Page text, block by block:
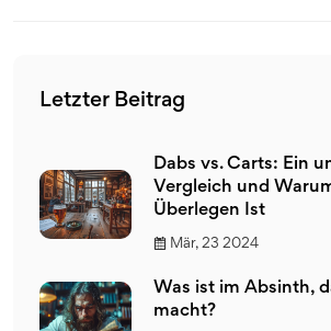
und das Wachstum Ihrer Cannabis-
Letzter Beitrag
Dabs vs. Carts: Ein
Vergleich und
Überlegen Ist
Mär, 23 2024
Was ist im Absinth,
macht?